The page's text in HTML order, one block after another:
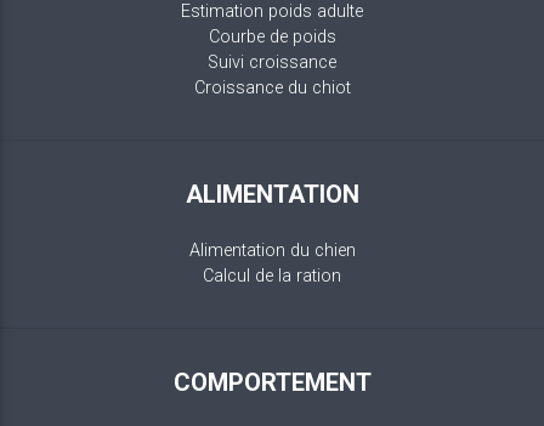
Estimation poids adulte
Courbe de poids
Suivi croissance
Croissance du chiot
ALIMENTATION
Alimentation du chien
Calcul de la ration
COMPORTEMENT